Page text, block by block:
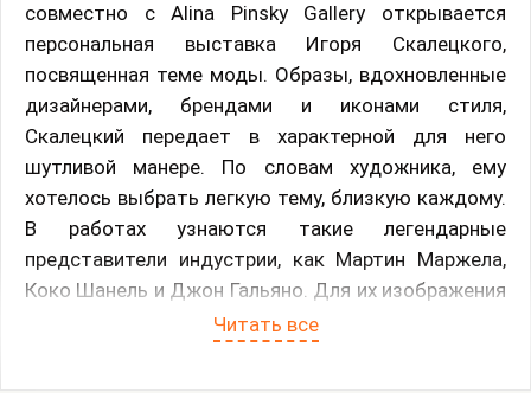
совместно с Alina Pinsky Gallery открывается
персональная выставка Игоря Скалецкого,
посвященная теме моды. Образы, вдохновленные
дизайнерами, брендами и иконами стиля,
Скалецкий передает в характерной для него
шутливой манере. По словам художника, ему
хотелось выбрать легкую тему, близкую каждому.
В работах узнаются такие легендарные
представители индустрии, как Мартин Маржела,
Коко Шанель и Джон Гальяно. Для их изображения
автор выбрал форму медальонов, отсылающую к
Читать все